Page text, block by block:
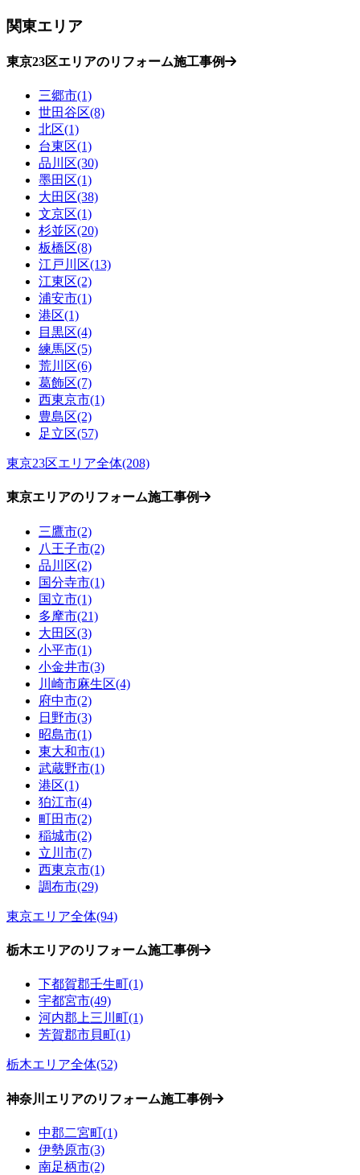
関東エリア
東京23区エリアのリフォーム施工事例
三郷市(1)
世田谷区(8)
北区(1)
台東区(1)
品川区(30)
墨田区(1)
大田区(38)
文京区(1)
杉並区(20)
板橋区(8)
江戸川区(13)
江東区(2)
浦安市(1)
港区(1)
目黒区(4)
練馬区(5)
荒川区(6)
葛飾区(7)
西東京市(1)
豊島区(2)
足立区(57)
東京23区エリア全体(208)
東京エリアのリフォーム施工事例
三鷹市(2)
八王子市(2)
品川区(2)
国分寺市(1)
国立市(1)
多摩市(21)
大田区(3)
小平市(1)
小金井市(3)
川崎市麻生区(4)
府中市(2)
日野市(3)
昭島市(1)
東大和市(1)
武蔵野市(1)
港区(1)
狛江市(4)
町田市(2)
稲城市(2)
立川市(7)
西東京市(1)
調布市(29)
東京エリア全体(94)
栃木エリアのリフォーム施工事例
下都賀郡壬生町(1)
宇都宮市(49)
河内郡上三川町(1)
芳賀郡市貝町(1)
栃木エリア全体(52)
神奈川エリアのリフォーム施工事例
中郡二宮町(1)
伊勢原市(3)
南足柄市(2)